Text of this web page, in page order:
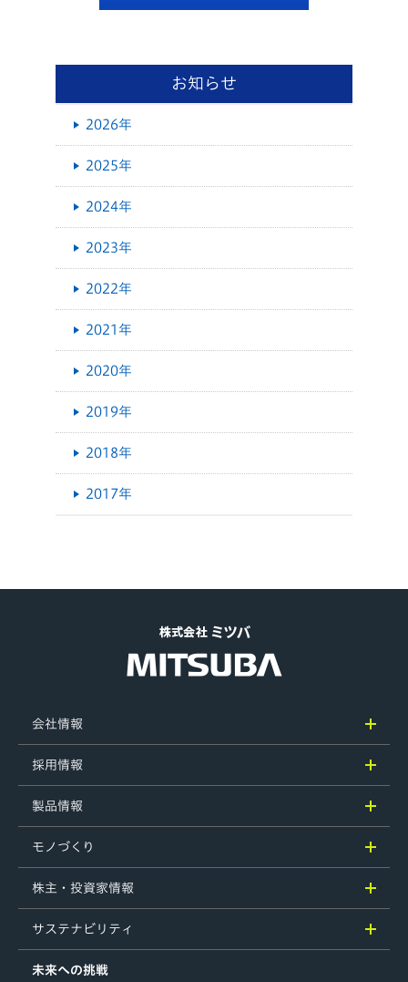
お知らせ
2026年
2025年
2024年
2023年
2022年
2021年
2020年
2019年
2018年
2017年
会社情報
採用情報
製品情報
モノづくり
株主・投資家情報
サステナビリティ
未来への挑戦